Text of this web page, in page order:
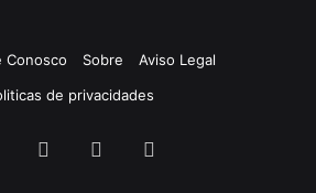
PRO GX
Super GX
Conosco Sobre
Aviso Legal
de privacidades
FacebookTwitter YouTube